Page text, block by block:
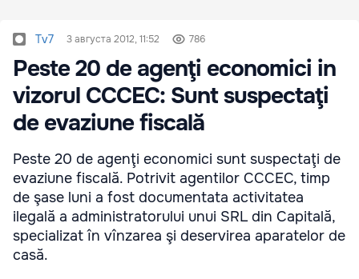
Tv7 3 августа 2012, 11:52 786
Peste 20 de agenţi economici in
vizorul CCCEC: Sunt suspectaţi
de evaziune fiscală
Peste 20 de agenţi economici sunt suspectaţi de
evaziune fiscală. Potrivit agentilor CCCEC, timp
de şase luni a fost documentata activitatea
ilegală a administratorului unui SRL din Capitală,
specializat în vînzarea şi deservirea aparatelor de
casă.